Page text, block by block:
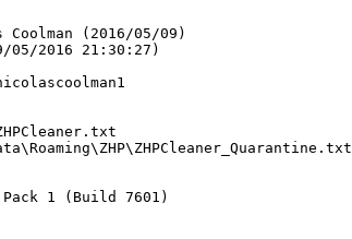
(2016/05/09)
2016 21:30:27)
1 (Build 7601)